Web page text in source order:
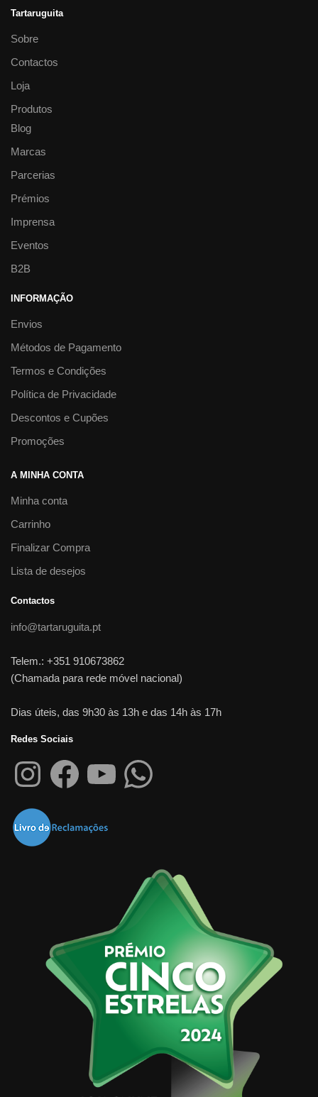
Tartaruguita
Sobre
Contactos
Loja
Produtos
Blog
Marcas
Parcerias
Prémios
Imprensa
Eventos
B2B
INFORMAÇÃO
Envios
Métodos de Pagamento
Termos e Condições
Política de Privacidade
Descontos e Cupões
Promoções
A MINHA CONTA
Minha conta
Carrinho
Finalizar Compra
Lista de desejos
Contactos
info@tartaruguita.pt
Telem.: +351 910673862
(Chamada para rede móvel nacional)
Dias úteis, das 9h30 às 13h e das 14h às 17h
Redes Sociais